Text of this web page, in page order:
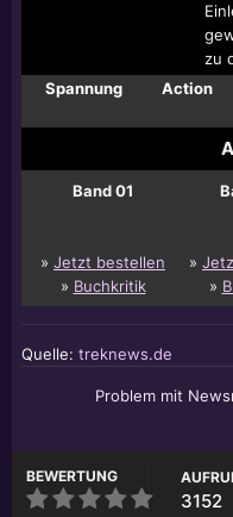
zu
Spannung
Action
Band 01
» Jetzt bestellen
» Buchkritik
»
»
Quelle: treknews.de
Problem mit
BEWERTUNG
3152